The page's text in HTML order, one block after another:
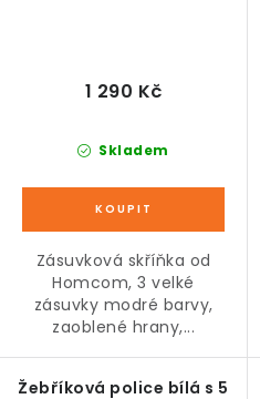
Skladem
1 290 Kč
Zásuvková skříňka od
Homcom, 3 velké
zásuvky modré barvy,
zaoblené hrany,...
Žebříková police bílá s 5